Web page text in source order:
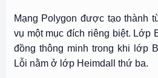
Mạng Polygon được tạo thành
vụ một mục đích riêng biệt. Lớp
đồng thông minh trong khi lớp
Lỗi nằm ở lớp Heimdall thứ ba.